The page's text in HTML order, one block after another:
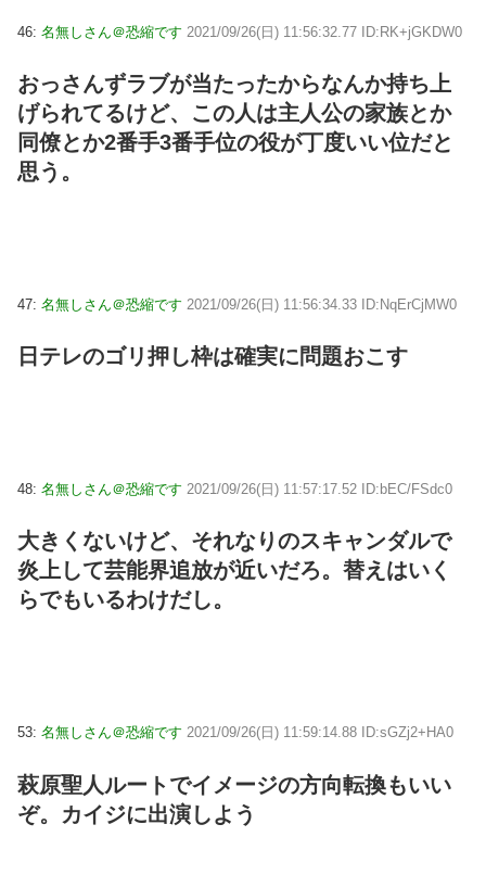
46: 名無しさん＠恐縮です 2021/09/26(日) 11:56:32.77 ID:RK+jGKDW0
おっさんずラブが当たったからなんか持ち上
げられてるけど、この人は主人公の家族とか
同僚とか2番手3番手位の役が丁度いい位だと
思う。
47: 名無しさん＠恐縮です 2021/09/26(日) 11:56:34.33 ID:NqErCjMW0
日テレのゴリ押し枠は確実に問題おこす
48: 名無しさん＠恐縮です 2021/09/26(日) 11:57:17.52 ID:bEC/FSdc0
大きくないけど、それなりのスキャンダルで
炎上して芸能界追放が近いだろ。替えはいく
らでもいるわけだし。
53: 名無しさん＠恐縮です 2021/09/26(日) 11:59:14.88 ID:sGZj2+HA0
萩原聖人ルートでイメージの方向転換もいい
ぞ。カイジに出演しよう